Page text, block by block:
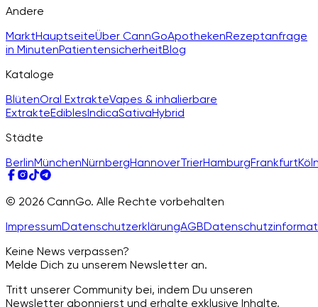
Andere
MarktHauptseiteÜber CannGoApothekenRezeptanfrage
in MinutenPatientensicherheitBlog
Kataloge
BlütenOral ExtrakteVapes & inhalierbare
ExtrakteEdiblesIndicaSativaHybrid
Städte
BerlinMünchenNürnbergHannoverTrierHamburgFrankfurt
© 2026 CannGo. Alle Rechte vorbehalten
ImpressumDatenschutzerklärungAGB
Keine News verpassen?
Melde Dich zu unserem Newsletter an.
Tritt unserer Community bei, indem Du unseren
Newsletter abonnierst und erhalte exklusive Inhalte,